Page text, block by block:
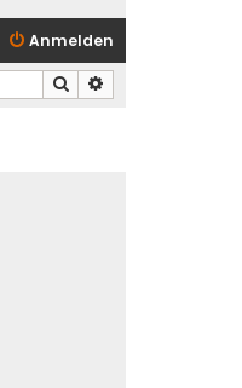
Anmelden
Suche